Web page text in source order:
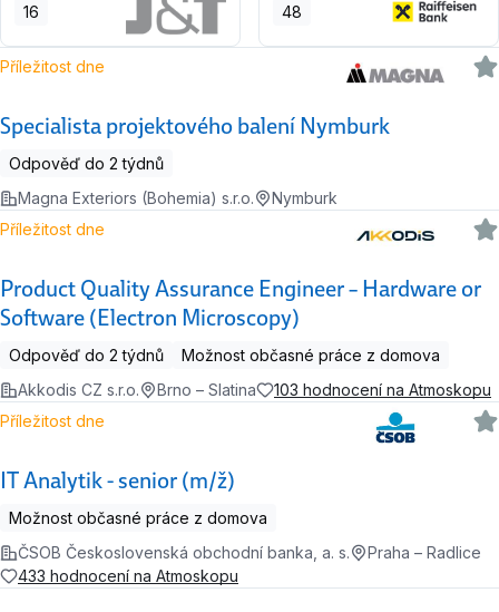
16 48
Specialista projektového balení Nymburk
Příležitost dne
Odpověď do 2 týdnů
Magna Exteriors (Bohemia) s.r.o.
Nymburk
Product Quality Assurance Engineer – Hardware or
Software (Electron Microscopy)
Příležitost dne
Odpověď do 2 týdnů
Možnost občasné práce z domova
Akkodis CZ s.r.o.
Brno – Slatina 103 hodnocení na Atmoskopu
IT Analytik - senior (m/ž)
Příležitost dne
Možnost občasné práce z domova
ČSOB Československá obchodní banka, a. s.
Praha – Radlice
433 hodnocení na Atmoskopu